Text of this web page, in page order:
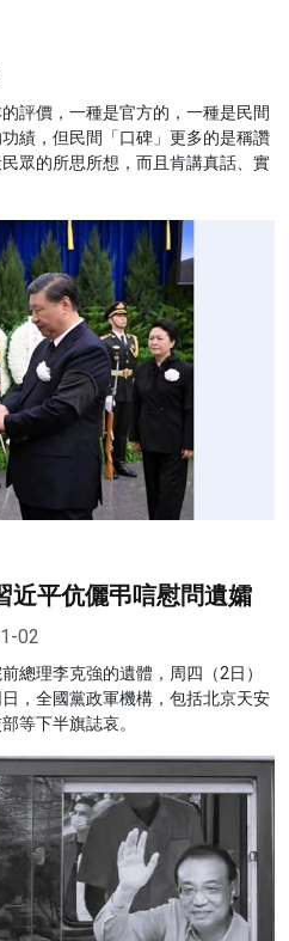
評價，一種是官方的，一種是民間
績，但民間「口碑」更多的是稱讚
眾的所思所想，而且肯講真話、實
近平伉儷弔唁慰問遺孀
02
總理李克強的遺體，周四（2日）
，全國黨政軍機構，包括北京天安
等下半旗誌哀。